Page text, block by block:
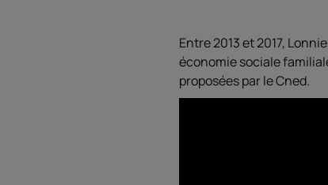
Entre 2013 et 2017,
économie sociale
proposées par le Cned.